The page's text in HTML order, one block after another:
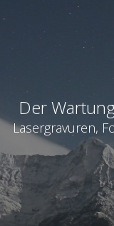
Der
Lasergravuren,